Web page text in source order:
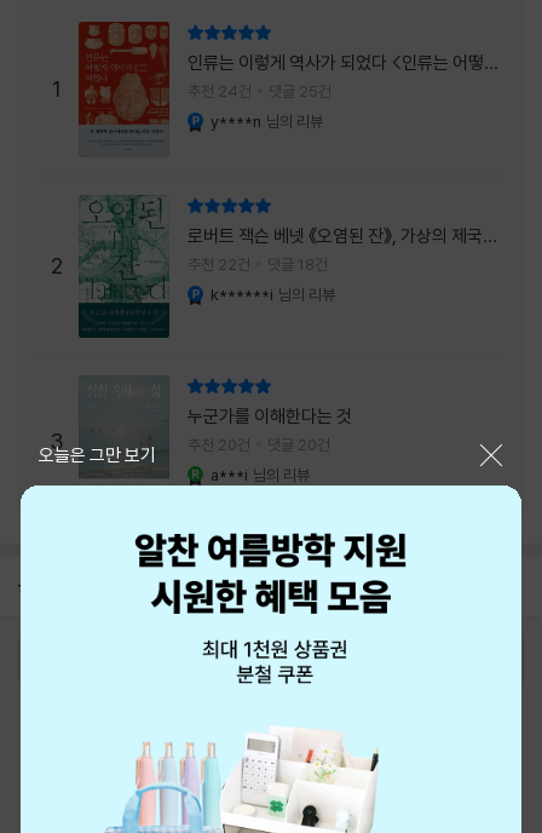
있고 무너지지 않는 것보다 다시 일어서는 일이
더 중요하다는 사실을 담담하게 보여줍니다. 그
래서 읽는 내내 위로가 과장되지 않았고, 오히
려 그 절제된 진심 덕분에 더 오래 마음에 남았
습니다. 책 곳곳에
1
인류는 이렇게 역사가 되었다 <인류는 어떻게
역사가 되었나>
추천 24건 댓글 25건
y****n 님의 리뷰
2
로버트 잭슨 베넷 《오염된 잔》, 가상의 제국이
주는 실감과 미스터리 사건의 치밀함이 이루어
내는 최상의 시너지...
추천 22건 댓글 18건
k******i 님의 리뷰
3
누군가를 이해한다는 것
추천 20건 댓글 20건
a***i 님의 리뷰
공지 8월 신용카드 무이자할부 안내
오늘은 그만 보기
최근 본 상품
eBook 1:1문의/채팅상담
예스이십사(주) 사업자 정보
이용약관
개인정보처리방침
청소년보호정책